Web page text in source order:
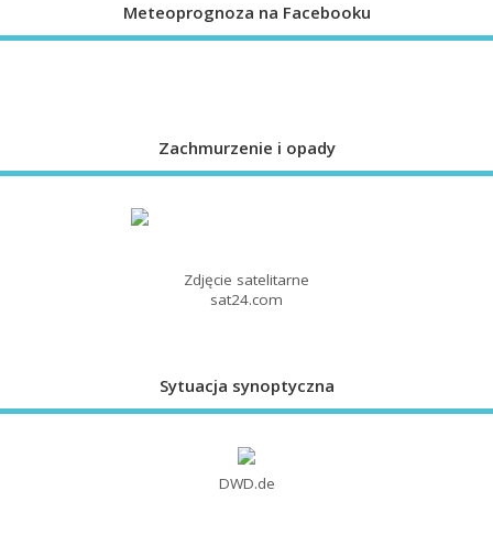
Meteoprognoza na Facebooku
Zachmurzenie i opady
Zdjęcie satelitarne
sat24.com
Sytuacja synoptyczna
DWD.de